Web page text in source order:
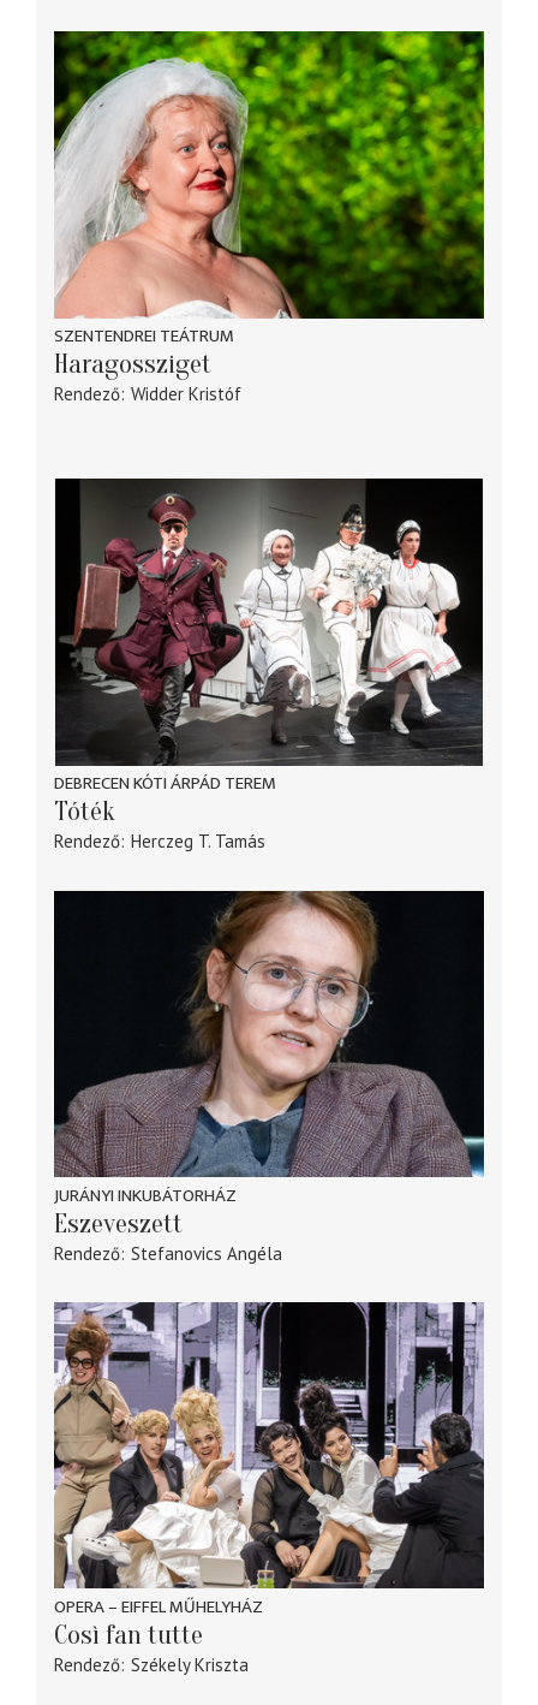
SZENTENDREI TEÁTRUM
Haragossziget
Rendező Widder Kristóf
DEBRECEN KÓTI ÁRPÁD TEREM
Tóték
Rendező Herczeg T. Tamás
JURÁNYI INKUBÁTORHÁZ
Eszeveszett
Rendező Stefanovics Angéla
OPERA – EIFFEL MŰHELYHÁZ
Così fan tutte
Rendező Székely Kriszta